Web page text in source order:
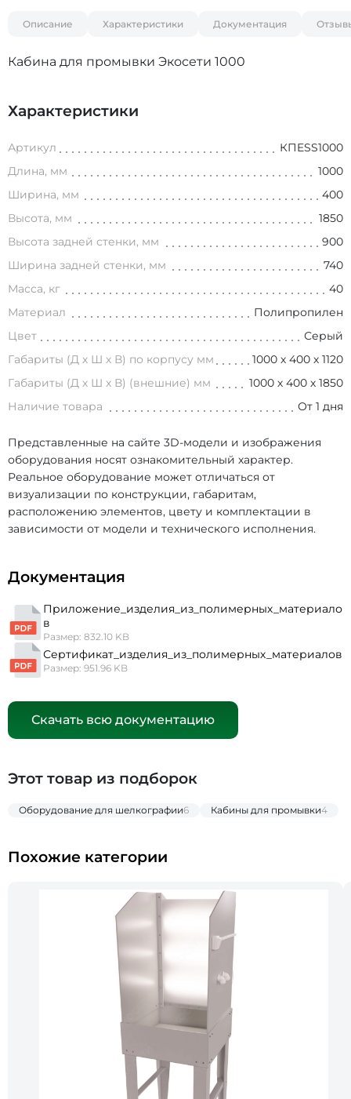
Описание Характеристики Документация
Кабина для промывки Экосети 1000
Характеристики
Артикул
КПESS1000
Длина, мм
1000
Ширина, мм
400
Высота, мм
1850
Высота задней стенки, мм
900
Ширина задней стенки, мм
740
Масса, кг
40
Материал
Полипропилен
Цвет
Серый
Габариты (Д х Ш х В) по корпусу мм
1000 х 400 х 1120
Габариты (Д х Ш х В) (внешние) мм
1000 х 400 х 1850
Наличие товара
От 1 дня
Представленные на сайте 3D-модели и изображения
оборудования носят ознакомительный характер.
Реальное оборудование может отличаться от
визуализации по конструкции, габаритам,
расположению элементов, цвету и комплектации в
зависимости от модели и технического исполнения.
Документация
Приложение_изделия_из_полимерных_материало
в
Размер: 832.10 KB
Сертификат_изделия_из_полимерных_материалов
Размер: 951.96 KB
Скачать всю документацию
Этот товар из подборок
Оборудование для шелкографии6 Кабины для промывки4
Похожие категории